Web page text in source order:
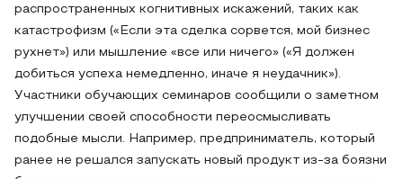
распространенных когнитивных искажений, таких как
катастрофизм («Если эта сделка сорвется, мой бизнес
рухнет») или мышление «все или ничего» («Я должен
добиться успеха немедленно, иначе я неудачник»).
Участники обучающих семинаров сообщили о заметном
улучшении своей способности переосмысливать
подобные мысли. Например, предприниматель, который
ранее не решался запускать новый продукт из-за боязни